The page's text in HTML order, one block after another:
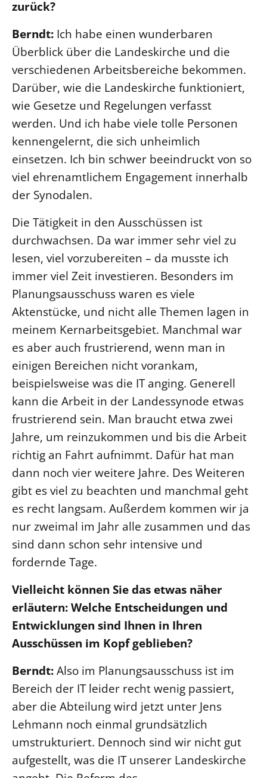
zurück?
Berndt: Ich habe einen wunderbaren
Überblick über die Landeskirche und die
verschiedenen Arbeitsbereiche bekommen.
Darüber, wie die Landeskirche funktioniert,
wie Gesetze und Regelungen verfasst
werden. Und ich habe viele tolle Personen
kennengelernt, die sich unheimlich
einsetzen. Ich bin schwer beeindruckt von so
viel ehrenamtlichem Engagement innerhalb
der Synodalen.
Die Tätigkeit in den Ausschüssen ist
durchwachsen. Da war immer sehr viel zu
lesen, viel vorzubereiten – da musste ich
immer viel Zeit investieren. Besonders im
Planungsausschuss waren es viele
Aktenstücke, und nicht alle Themen lagen in
meinem Kernarbeitsgebiet. Manchmal war
es aber auch frustrierend, wenn man in
einigen Bereichen nicht vorankam,
beispielsweise was die IT anging. Generell
kann die Arbeit in der Landessynode etwas
frustrierend sein. Man braucht etwa zwei
Jahre, um reinzukommen und bis die Arbeit
richtig an Fahrt aufnimmt. Dafür hat man
dann noch vier weitere Jahre. Des Weiteren
gibt es viel zu beachten und manchmal geht
es recht langsam. Außerdem kommen wir ja
nur zweimal im Jahr alle zusammen und das
sind dann schon sehr intensive und
fordernde Tage.
Vielleicht können Sie das etwas näher
erläutern: Welche Entscheidungen und
Entwicklungen sind Ihnen in Ihren
Ausschüssen im Kopf geblieben?
Berndt:Also im Planungsausschuss ist im
Bereich der IT leider recht wenig passiert,
aber die Abteilung wird jetzt unter Jens
Lehmann noch einmal grundsätzlich
umstrukturiert. Dennoch sind wir nicht gut
aufgestellt, was die IT unserer Landeskirche
Personalausschuss
Projektmanagement
Recht
Terminstundenplaner